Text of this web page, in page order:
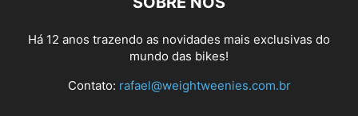
Há 12 anos trazendo as novidades mais exclusivas do
mundo das bikes!
Contato: rafael@weightweenies.com.br